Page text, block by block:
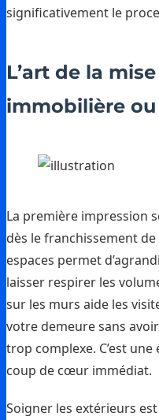
significativement le
L’art de la
immobilière
La première impression
dès le franchissement
espaces permet
laisser respirer les
sur les murs aide les
votre demeure sans
trop complexe. C’est
coup de cœur immédiat.
Soigner les extérieurs